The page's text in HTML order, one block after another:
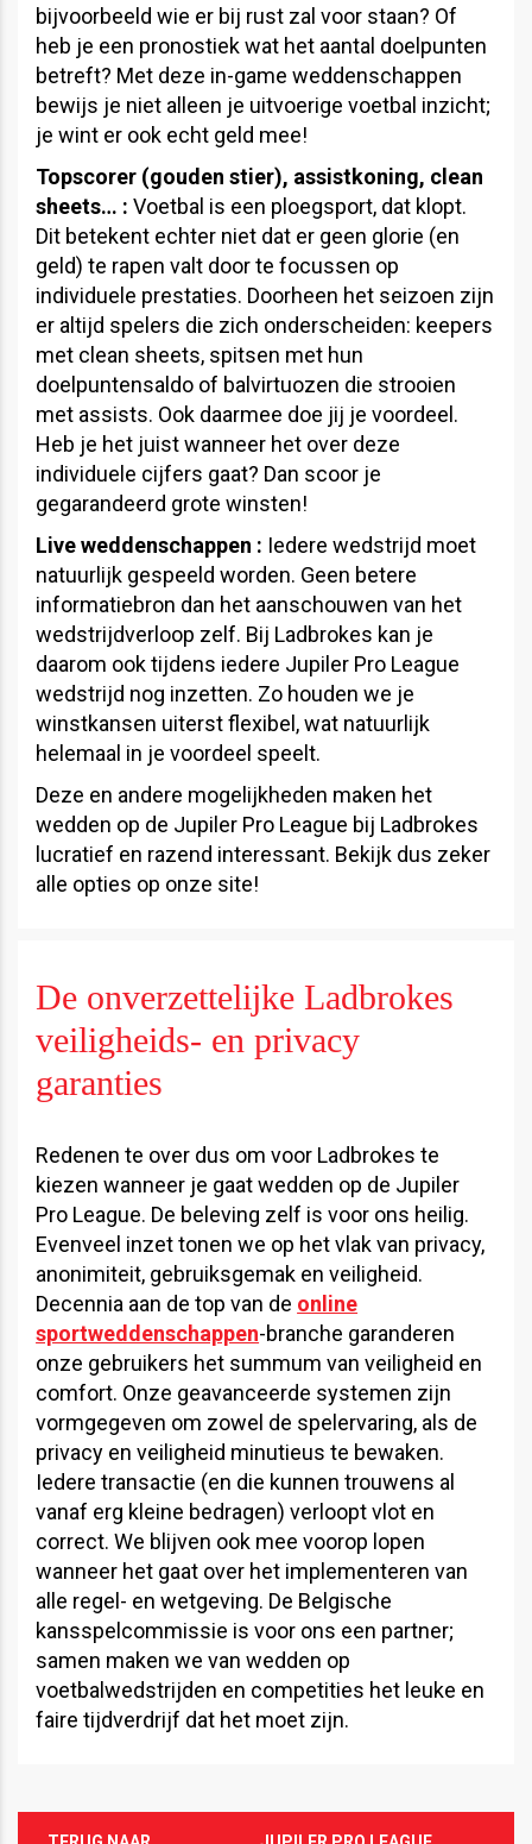
bijvoorbeeld wie er bij rust zal voor staan? Of
heb je een pronostiek wat het aantal doelpunten
betreft? Met deze in-game weddenschappen
bewijs je niet alleen je uitvoerige voetbal inzicht;
je wint er ook echt geld mee!
Topscorer (gouden stier), assistkoning, clean
sheets… : Voetbal is een ploegsport, dat klopt.
Dit betekent echter niet dat er geen glorie (en
geld) te rapen valt door te focussen op
individuele prestaties. Doorheen het seizoen zijn
er altijd spelers die zich onderscheiden: keepers
met clean sheets, spitsen met hun
doelpuntensaldo of balvirtuozen die strooien
met assists. Ook daarmee doe jij je voordeel.
Heb je het juist wanneer het over deze
individuele cijfers gaat? Dan scoor je
gegarandeerd grote winsten!
Live weddenschappen : Iedere wedstrijd moet
natuurlijk gespeeld worden. Geen betere
informatiebron dan het aanschouwen van het
wedstrijdverloop zelf. Bij Ladbrokes kan je
daarom ook tijdens iedere Jupiler Pro League
wedstrijd nog inzetten. Zo houden we je
winstkansen uiterst flexibel, wat natuurlijk
helemaal in je voordeel speelt.
Deze en andere mogelijkheden maken het
wedden op de Jupiler Pro League bij Ladbrokes
lucratief en razend interessant. Bekijk dus zeker
alle opties op onze site!
De onverzettelijke Ladbrokes
veiligheids- en privacy
garanties
Redenen te over dus om voor Ladbrokes te
kiezen wanneer je gaat wedden op de Jupiler
Pro League. De beleving zelf is voor ons heilig.
Evenveel inzet tonen we op het vlak van privacy,
anonimiteit, gebruiksgemak en veiligheid.
Decennia aan de top van de online
sportweddenschappen-branche garanderen
onze gebruikers het summum van veiligheid en
comfort. Onze geavanceerde systemen zijn
vormgegeven om zowel de spelervaring, als de
privacy en veiligheid minutieus te bewaken.
Iedere transactie (en die kunnen trouwens al
vanaf erg kleine bedragen) verloopt vlot en
correct. We blijven ook mee voorop lopen
wanneer het gaat over het implementeren van
alle regel- en wetgeving. De Belgische
kansspelcommissie is voor ons een partner;
samen maken we van wedden op
voetbalwedstrijden en competities het leuke en
faire tijdverdrijf dat het moet zijn.